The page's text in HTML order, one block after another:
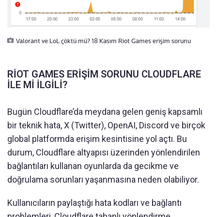
Valorant ve LoL çöktü mü? 18 Kasım Riot Games erişim sorunu
RİOT GAMES ERİŞİM SORUNU CLOUDFLARE
İLE Mİ İLGİLİ?
Bugün Cloudflare’da meydana gelen geniş kapsamlı
bir teknik hata, X (Twitter), OpenAI, Discord ve birçok
global platformda erişim kesintisine yol açtı. Bu
durum, Cloudflare altyapısı üzerinden yönlendirilen
bağlantıları kullanan oyunlarda da gecikme ve
doğrulama sorunları yaşanmasına neden olabiliyor.
Kullanıcıların paylaştığı hata kodları ve bağlantı